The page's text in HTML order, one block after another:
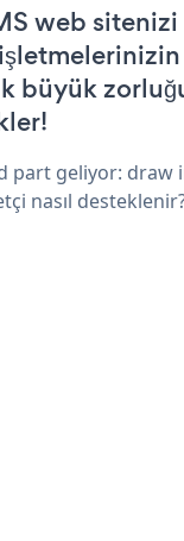
web sitenizi
büyük
part geliyor: draw
nasıl